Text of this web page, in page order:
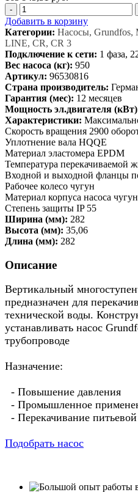
-
Добавить в корзину
Категории: Насосы, Grundfos,
LINE, CR, CR 3
Подключение к сети: 1 фаза,
Вес насоса (кг): 950
Артикул: 96530816
Страна производитель:
Гарантия (мес): 12 месяцев
Мощность эл.двигателя
Характеристики:
Скорость вращения 2900
Уплотнение вала HQQE
Материал эластомера EPDM
Температура перекачиваемой
Входной и выходной фланцы
Рабочее колесо чугун
Материал корпуса насоса чугун
Степень защиты IP 55
Ширина (мм): 282
Высота (мм): 35,06
Длина (мм): 282
Описание
Вертикальный
предназначен для
технической воды.
устанавливать насос
трубопроводе
Назначение:
- Повышение давления
- Промышленное
- Перекачивание
Подобрать насос